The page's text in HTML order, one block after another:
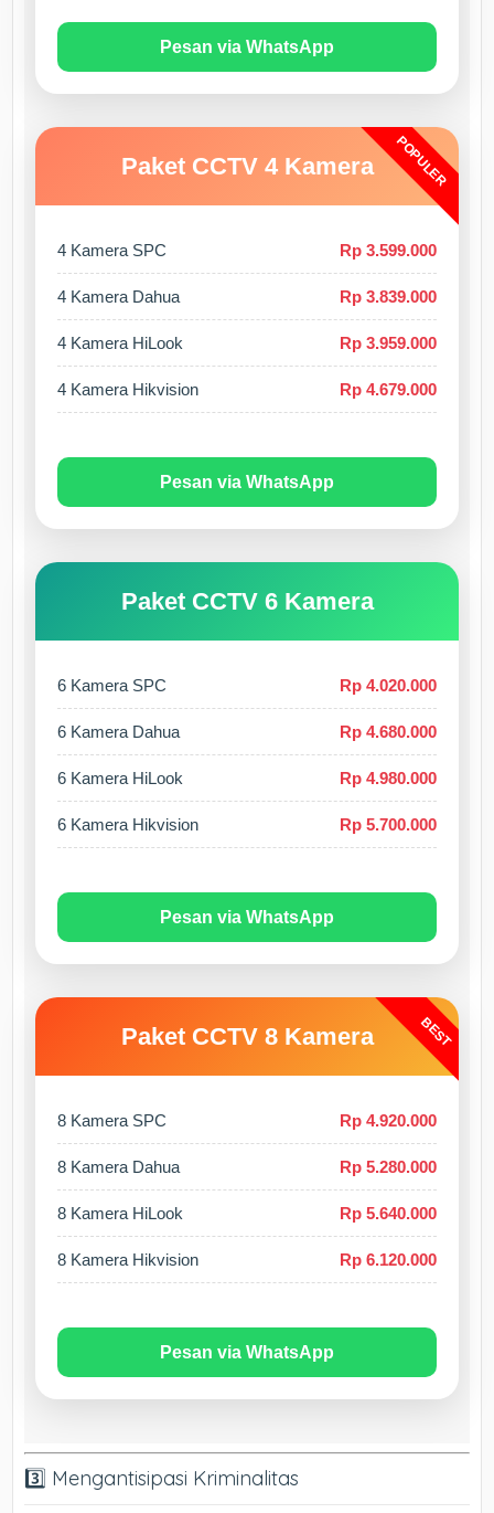
Pesan via WhatsApp
POPULER
Paket CCTV 4 Kamera
4 Kamera SPC Rp 3.599.000
4 Kamera Dahua Rp 3.839.000
4 Kamera HiLook Rp 3.959.000
4 Kamera Hikvision Rp 4.679.000
Pesan via WhatsApp
Paket CCTV 6 Kamera
6 Kamera SPC Rp 4.020.000
6 Kamera Dahua Rp 4.680.000
6 Kamera HiLook Rp 4.980.000
6 Kamera Hikvision Rp 5.700.000
Pesan via WhatsApp
BEST
Paket CCTV 8 Kamera
8 Kamera SPC Rp 4.920.000
8 Kamera Dahua Rp 5.280.000
8 Kamera HiLook Rp 5.640.000
8 Kamera Hikvision Rp 6.120.000
Pesan via WhatsApp
3️⃣ Mengantisipasi Kriminalitas